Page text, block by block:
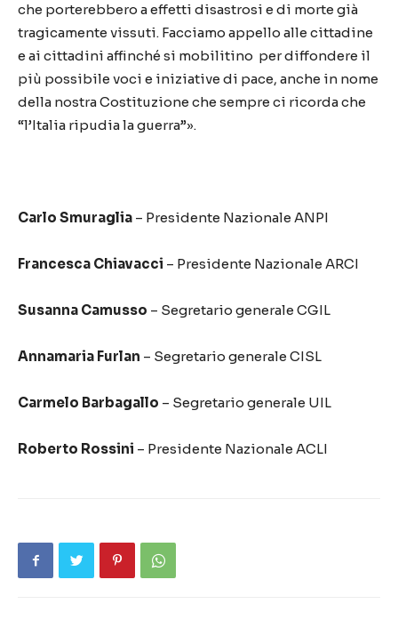
che porterebbero a effetti disastrosi e di morte già
tragicamente vissuti. Facciamo appello alle cittadine
e ai cittadini affinché si mobilitino per diffondere il
più possibile voci e iniziative di pace, anche in nome
della nostra Costituzione che sempre ci ricorda che
“l’Italia ripudia la guerra”».
Carlo Smuraglia – Presidente Nazionale ANPI
Francesca Chiavacci – Presidente Nazionale ARCI
Susanna Camusso – Segretario generale CGIL
Annamaria Furlan – Segretario generale CISL
Carmelo Barbagallo – Segretario generale UIL
Roberto Rossini – Presidente Nazionale ACLI